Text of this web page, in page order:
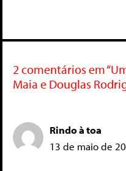
2 comentários em
Maia e Douglas
Rindo à toa
13 de maio de